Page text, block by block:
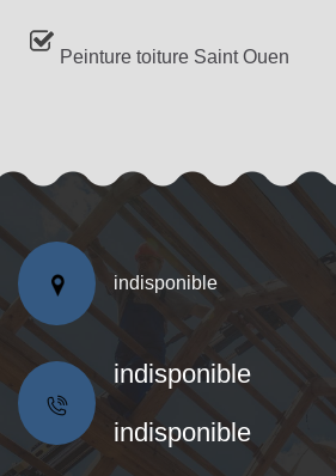
Peinture toiture Saint Ouen
indisponible
indisponible
indisponible